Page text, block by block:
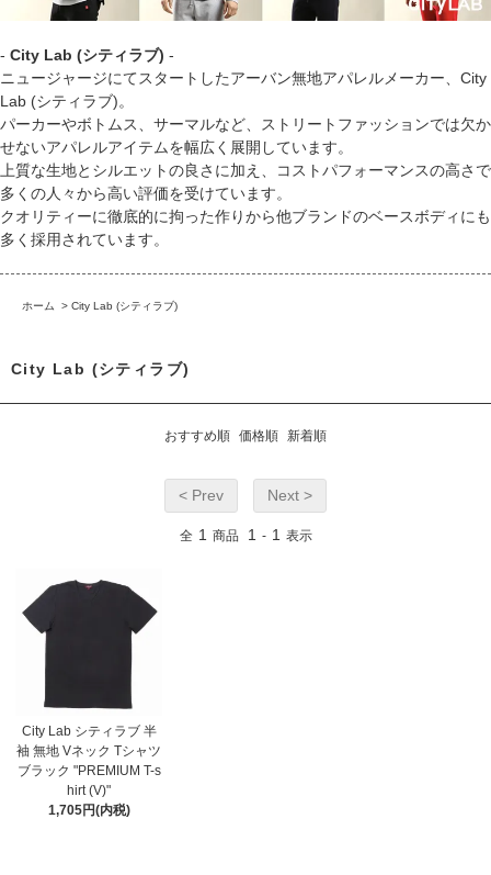
- City Lab (シティラブ) -
ニュージャージにてスタートしたアーバン無地アパレルメーカー、City
Lab (シティラブ)。
パーカーやボトムス、サーマルなど、ストリートファッションでは欠か
せないアパレルアイテムを幅広く展開しています。
上質な生地とシルエットの良さに加え、コストパフォーマンスの高さで
多くの人々から高い評価を受けています。
クオリティーに徹底的に拘った作りから他ブランドのベースボディにも
多く採用されています。
ホーム > City Lab (シティラブ)
City Lab (シティラブ)
おすすめ順 価格順 新着順
< Prev Next >
全 1 商品 1 - 1 表示
City Lab シティラブ 半
袖 無地 Vネック Tシャツ
ブラック "PREMIUM T-s
hirt (V)"
1,705円(内税)